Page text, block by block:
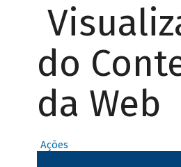
do
da Web
Ações